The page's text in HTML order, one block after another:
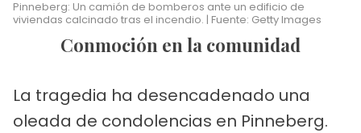
Pinneberg: Un camión de bomberos ante un edificio de
viviendas calcinado tras el incendio. | Fuente: Getty Images
Conmoción en la comunidad
La tragedia ha desencadenado una
oleada de condolencias en Pinneberg.